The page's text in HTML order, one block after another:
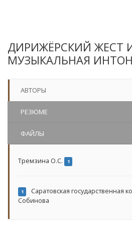
ДИРИЖЁРСКИЙ ЖЕСТ
МУЗЫКАЛЬНАЯ
АВТОРЫ
РЕЗЮМЕ
ФАЙЛЫ
Тремзина О.С. 1
1
Саратовская государственная
Собинова